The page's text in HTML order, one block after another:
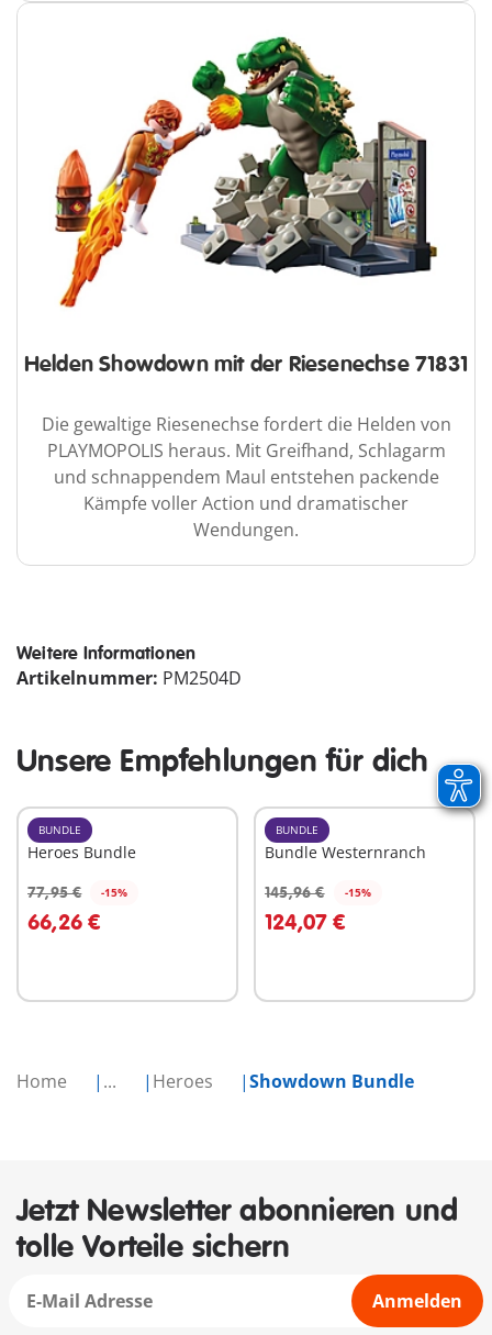
Home ... Heroes Showdown Bundle
Helden Showdown mit der Riesenechse 71831
Die gewaltige Riesenechse fordert die Helden von
PLAYMOPOLIS heraus. Mit Greifhand, Schlagarm
und schnappendem Maul entstehen packende
Kämpfe voller Action und dramatischer
Wendungen.
Weitere Informationen
Artikelnummer: PM2504D
Unsere Empfehlungen für dich
BUNDLE
Heroes Bundle
77,95 € -15%
66,26 €
In den Warenkorb
BUNDLE
Bundle Westernranch
145,96 € -15%
124,07 €
In den Warenkorb
Jetzt Newsletter abonnieren und
tolle Vorteile sichern
Anmelden